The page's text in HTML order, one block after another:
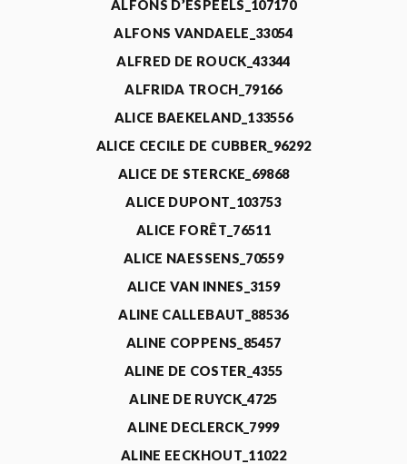
ALFONS D’ESPEELS_107170
ALFONS VANDAELE_33054
ALFRED DE ROUCK_43344
ALFRIDA TROCH_79166
ALICE BAEKELAND_133556
ALICE CECILE DE CUBBER_96292
ALICE DE STERCKE_69868
ALICE DUPONT_103753
ALICE FORÊT_76511
ALICE NAESSENS_70559
ALICE VAN INNES_3159
ALINE CALLEBAUT_88536
ALINE COPPENS_85457
ALINE DE COSTER_4355
ALINE DE RUYCK_4725
ALINE DECLERCK_7999
ALINE EECKHOUT_11022